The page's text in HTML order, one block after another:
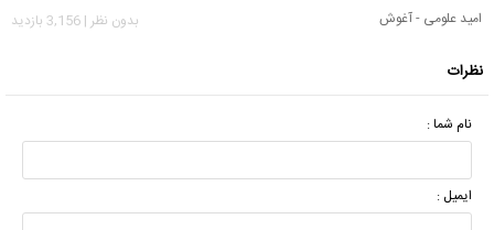
امید علومی - آغوش
بدون نظر | 3,156 بازدید
نظرات
نام شما :
ایمیل :